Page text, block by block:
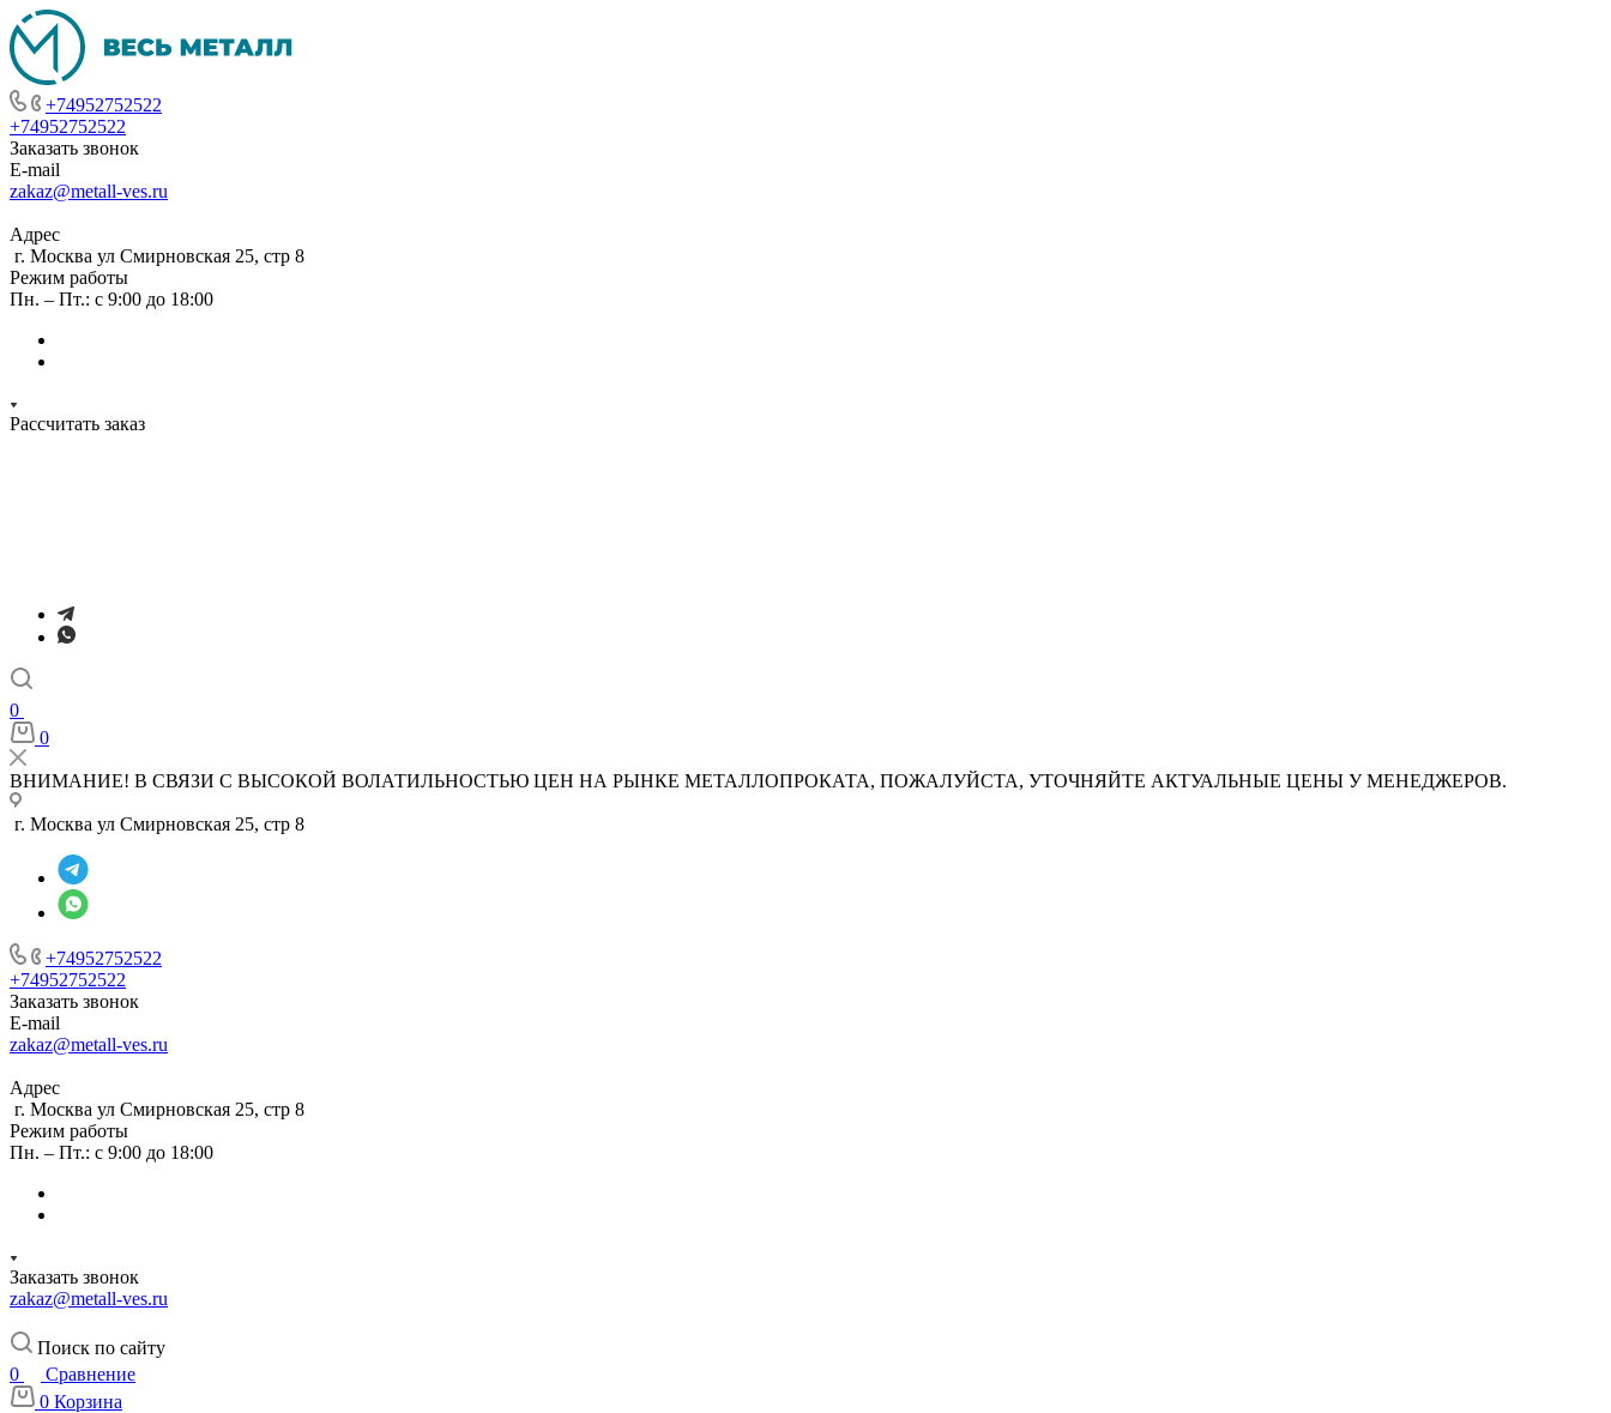
+74952752522
+74952752522
Заказать звонок
E-mail
zakaz@metall-ves.ru
Адрес
г. Москва ул Смирновская 25, стр 8
Режим работы
Пн. – Пт.: с 9:00 до 18:00
Рассчитать заказ
0
0
ВНИМАНИЕ! В СВЯЗИ С ВЫСОКОЙ ВОЛАТИЛЬНОСТЬЮ ЦЕН НА РЫНКЕ МЕТАЛЛОПРОКАТА, ПОЖАЛУЙСТА, УТОЧНЯЙТЕ АКТУАЛЬНЫЕ ЦЕНЫ У МЕНЕДЖЕРОВ.
г. Москва ул Смирновская 25, стр 8
+74952752522
+74952752522
Заказать звонок
E-mail
zakaz@metall-ves.ru
Адрес
г. Москва ул Смирновская 25, стр 8
Режим работы
Пн. – Пт.: с 9:00 до 18:00
Заказать звонок
zakaz@metall-ves.ru
Поиск по сайту
0
Сравнение
0 Корзина